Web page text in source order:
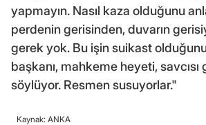
yapmayın. Nasıl kaza olduğunu
perdenin gerisinden, duvarın
gerek yok. Bu işin suikast
başkanı, mahkeme heyeti, savcısı
söylüyor. Resmen susuyorlar."
Kaynak: ANKA